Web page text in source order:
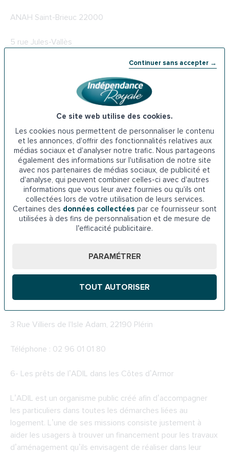
Continuer sans accepter →
Ce site web utilise des cookies.
Les cookies nous permettent de personnaliser le contenu
et les annonces, d'offrir des fonctionnalités relatives aux
médias sociaux et d'analyser notre trafic. Nous partageons
également des informations sur l'utilisation de notre site
avec nos partenaires de médias sociaux, de publicité et
d'analyse, qui peuvent combiner celles-ci avec d'autres
informations que vous leur avez fournies ou qu'ils ont
collectées lors de votre utilisation de leurs services.
Certaines des données collectées par ce fournisseur sont
utilisées à des fins de personnalisation et de mesure de
l’efficacité publicitaire.
PARAMÉTRER
TOUT AUTORISER
ANAH Saint-Brieuc 22000
5 rue Jules-Vallès
Téléphone : 02 96 75 25 68
La PCH à Saint-Brieuc
Un coup de pouce financier est aussi proposé par la MDPH
pour prendre en charge une partie des frais liés aux travaux
d’adaptation dans le logement des personnes âgées en
situation de handicap. Plusieurs types d’aides sont gérés
et octroyés par la Maison départementale des personnes
handicapées, dont la PCH. Cette aide est versée aux
personnes âgées de 60 ans et plus ayant un handicap
survenu avant l’âge de 60 ans et aux moins de 60 ans
Saint-Brieuc, vous pouvez contacter l’antenne de la MDPH
MDPH 22 - Maison Départementale des Personnes
Handicapées des Côtes d'Armor
3 Rue Villiers de l'Isle Adam, 22190 Plérin
Téléphone : 02 96 01 01 80
6- Les prêts de l’ADIL dans les Côtes d’Armor
L’ADIL est un organisme public créé afin d’accompagner
les particuliers dans toutes les démarches liées au
logement. L’une de ses missions consiste justement à
aider les usagers à trouver un financement pour les travaux
d’aménagement qu’ils envisagent de réaliser dans leur